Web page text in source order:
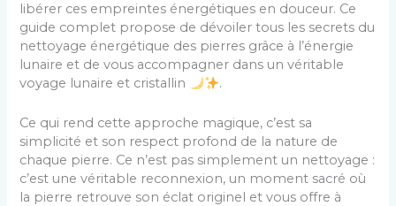
libérer ces empreintes énergétiques en douceur. Ce
guide complet propose de dévoiler tous les secrets du
nettoyage énergétique des pierres grâce à l’énergie
lunaire et de vous accompagner dans un véritable
voyage lunaire et cristallin
.
Ce qui rend cette approche magique, c’est sa
simplicité et son respect profond de la nature de
chaque pierre. Ce n’est pas simplement un nettoyage :
c’est une véritable reconnexion, un moment sacré où
la pierre retrouve son éclat originel et vous offre à